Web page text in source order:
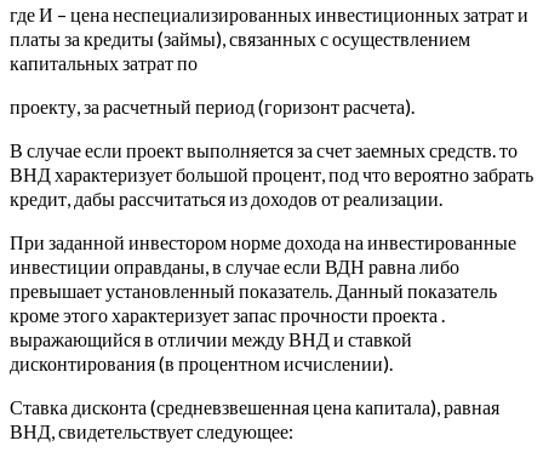
где И – цена неспециализированных инвестиционных затрат и
платы за кредиты (займы), связанных с осуществлением
капитальных затрат по
проекту, за расчетный период (горизонт расчета).
В случае если проект выполняется за счет заемных средств. то
ВНД характеризует большой процент, под что вероятно забрать
кредит, дабы рассчитаться из доходов от реализации.
При заданной инвестором норме дохода на инвестированные
инвестиции оправданы, в случае если ВДН равна либо
превышает установленный показатель. Данный показатель
кроме этого характеризует запас прочности проекта .
выражающийся в отличии между ВНД и ставкой
дисконтирования (в процентном исчислении).
Ставка дисконта (средневзвешенная цена капитала), равная
ВНД, свидетельствует следующее: